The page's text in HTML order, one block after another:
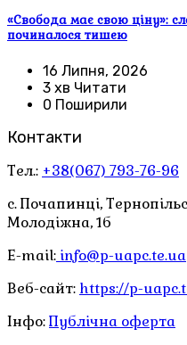
«Свобода має свою ціну»:
починалося тишею
16 Липня, 2026
3 хв Читати
0 Поширили
Контакти
Тел.: +38(067) 793-76-96
с. Почапинці,
Молодіжна, 1б
E-mail: info@p-uapc.te.ua
Веб-сайт: https://p-
Інфо:Публічна оферта